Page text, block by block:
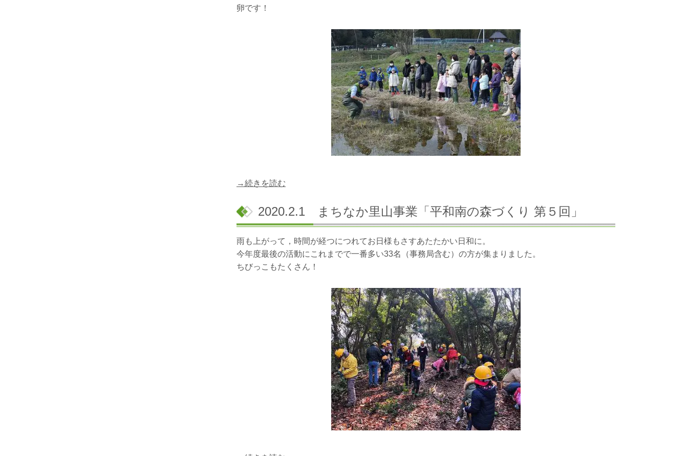
卵です！
→続きを読む
2020.2.1 まちなか里山事業「平和南の森づくり 第５回」
雨も上がって，時間が経つにつれてお日様もさすあたたかい日和に。
今年度最後の活動にこれまでで一番多い33名（事務局含む）の方が集まりました。
ちびっこもたくさん！